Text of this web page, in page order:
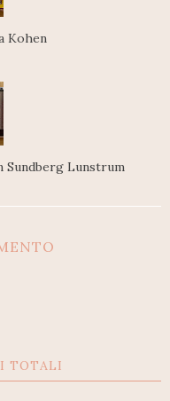
Kohen
Sundberg Lunstrum
TOTALI